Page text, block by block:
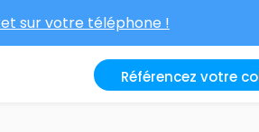
sur votre téléphone !
Référencez votre